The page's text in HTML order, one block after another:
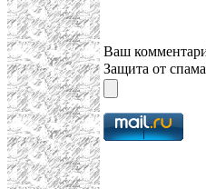
Ваш
Защита от